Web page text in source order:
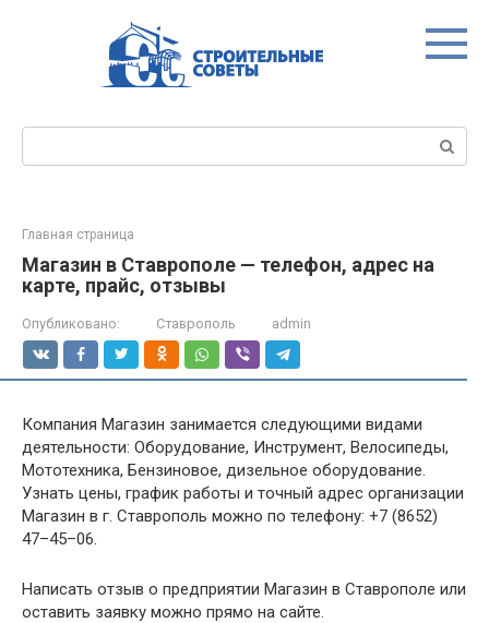
Главная страница
Магазин в Ставрополе — телефон, адрес на
карте, прайс, отзывы
Опубликовано: Ставрополь admin
Компания Магазин занимается следующими видами
деятельности: Оборудование, Инструмент, Велосипеды,
Мототехника, Бензиновое, дизельное оборудование.
Узнать цены, график работы и точный адрес организации
Магазин в г. Ставрополь можно по телефону: +7 (8652)
47–45–06.
Написать отзыв о предприятии Магазин в Ставрополе или
оставить заявку можно прямо на сайте.